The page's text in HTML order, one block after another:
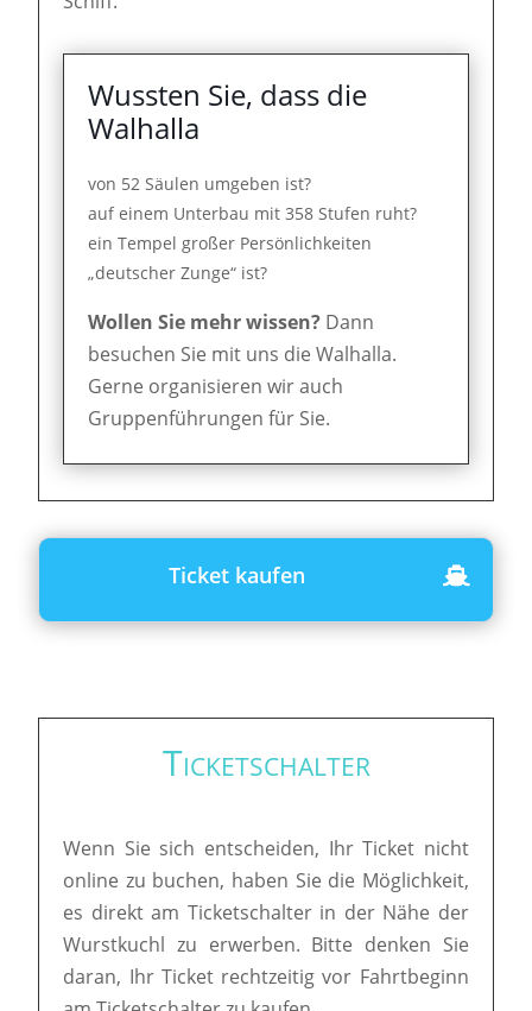
Wussten Sie, dass die
Walhalla
von 52 Säulen umgeben ist?
auf einem Unterbau mit 358 Stufen ruht?
ein Tempel großer Persönlichkeiten
„deutscher Zunge“ ist?
Wollen Sie mehr wissen? Dann
besuchen Sie mit uns die Walhalla.
Gerne organisieren wir auch
Gruppenführungen für Sie.
Ticket kaufen
Ticketschalter
Wenn Sie sich entscheiden, Ihr Ticket nicht
online zu buchen, haben Sie die Möglichkeit,
es direkt am Ticketschalter in der Nähe der
Wurstkuchl zu erwerben. Bitte denken Sie
daran, Ihr Ticket rechtzeitig vor Fahrtbeginn